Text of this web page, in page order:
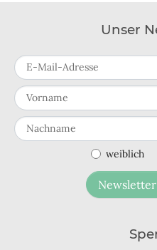
Unser
weiblich